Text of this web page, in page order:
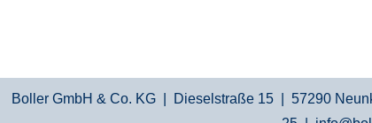
Boller GmbH & Co. KG | Dieselstraße 15 | 57290